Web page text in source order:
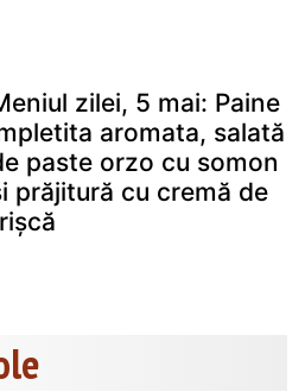
zilei, 5 mai: Paine
aromata, salată
paste orzo cu somon
prăjitură cu cremă de